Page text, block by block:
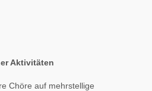
Aktivitäten
Chöre auf mehrstellige